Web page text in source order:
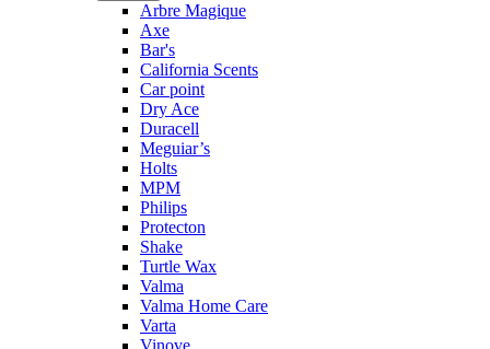
Arbre Magique
Axe
Bar's
California Scents
Car point
Dry Ace
Duracell
Meguiar’s
Holts
MPM
Philips
Protecton
Shake
Turtle Wax
Valma
Valma Home Care
Varta
Vinove